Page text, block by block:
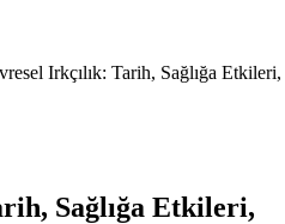
Irkçılık: Tarih, Sağlığa Etkileri,
Sağlığa Etkileri,